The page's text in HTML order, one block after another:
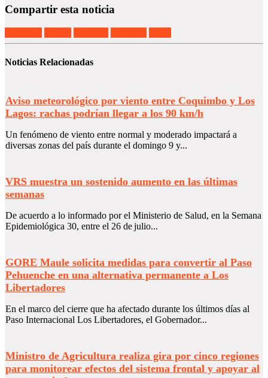
Compartir esta noticia
Noticias Relacionadas
Aviso meteorológico por viento entre Coquimbo y Los
Lagos: rachas podrían llegar a los 90 km/h
Un fenómeno de viento entre normal y moderado impactará a
diversas zonas del país durante el domingo 9 y...
VRS muestra un sostenido aumento en las últimas
semanas
De acuerdo a lo informado por el Ministerio de Salud, en la Semana
Epidemiológica 30, entre el 26 de julio...
GORE Maule solicita medidas para convertir al Paso
Pehuenche en una alternativa permanente a Los
Libertadores
En el marco del cierre que ha afectado durante los últimos días al
Paso Internacional Los Libertadores, el Gobernador...
Ministro de Agricultura realiza gira por cinco regiones
para monitorear efectos del sistema frontal y apoyar al